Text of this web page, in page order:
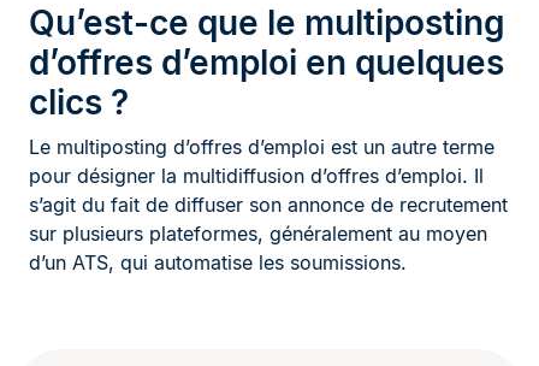
Qu’est-ce que le multiposting
d’offres d’emploi en quelques
clics ?
Le multiposting d’offres d’emploi est un autre terme
pour désigner la multidiffusion d’offres d’emploi. Il
s’agit du fait de diffuser son annonce de recrutement
sur plusieurs plateformes, généralement au moyen
d’un ATS, qui automatise les soumissions.